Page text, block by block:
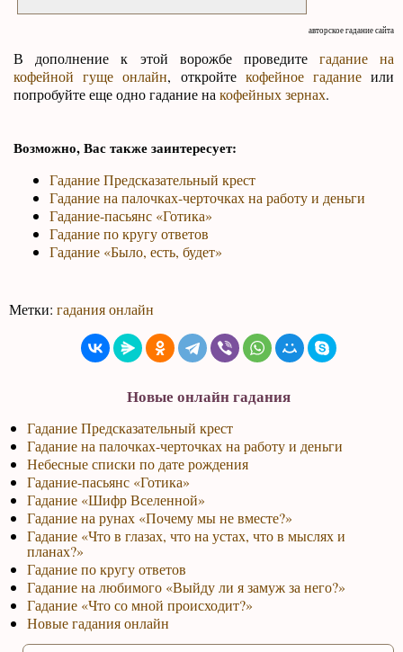
авторское гадание сайта
В дополнение к этой ворожбе проведите гадание на
кофейной гуще онлайн, откройте кофейное гаданиеили
попробуйте еще одно гадание накофейных зернах.
Возможно, Вас также заинтересует:
Гадание Предсказательный крест
Гадание на палочках-черточках на работу и деньги
Гадание-пасьянс «Готика»
Гадание по кругу ответов
Гадание «Было, есть, будет»
Метки:гадания онлайн
Новые онлайн гадания
Гадание Предсказательный крест
Гадание на палочках-черточках на работу и деньги
Небесные списки по дате рождения
Гадание-пасьянс «Готика»
Гадание «Шифр Вселенной»
Гадание на рунах «Почему мы не вместе?»
Гадание «Что в глазах, что на устах, что в мыслях и
планах?»
Гадание по кругу ответов
Гадание на любимого «Выйду ли я замуж за него?»
Гадание «Что со мной происходит?»
Новые гадания онлайн